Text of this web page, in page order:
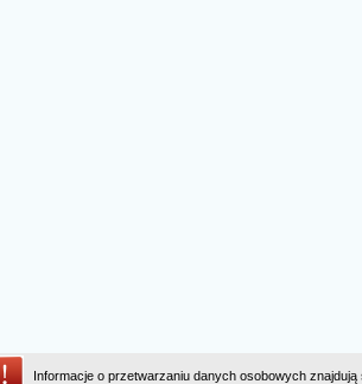
Informacje o przetwarzaniu danych osobowych